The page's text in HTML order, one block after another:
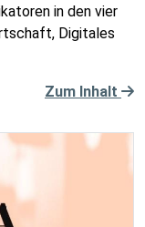
in den vier
Digitales
Zum Inhalt